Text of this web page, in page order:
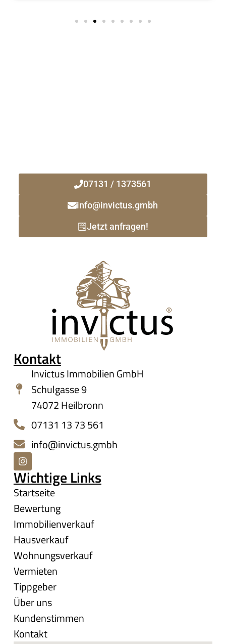
07131 / 1373561
info@invictus.gmbh
Jetzt anfragen!
Kontakt
Invictus Immobilien GmbH
Schulgasse 9
74072 Heilbronn
07131 13 73 561
info@invictus.gmbh
Wichtige Links
Startseite
Bewertung
Immobilienverkauf
Hausverkauf
Wohnungsverkauf
Vermieten
Tippgeber
Über uns
Kundenstimmen
Kontakt